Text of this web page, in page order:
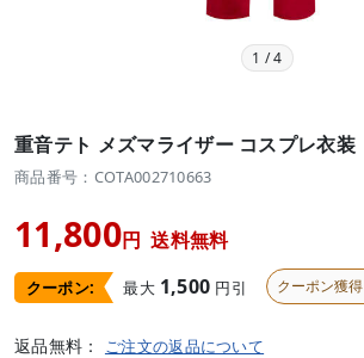
1 /4
重音テト メズマライザー コスプレ衣装
商品番号：COTA002710663
11,800円 送料無料
クーポン: 最大 1,500 円引 クーポン獲得
返品無料： ご注文の返品について